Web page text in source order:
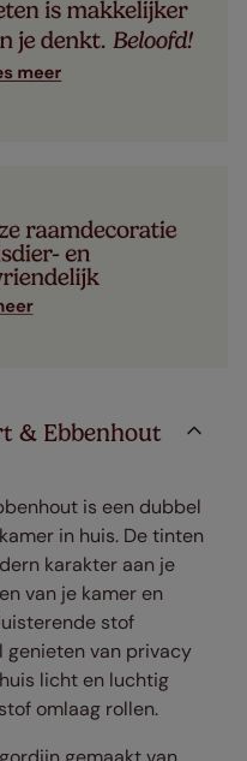
& Ebbenhout
is een dubbel
in huis. De tinten
karakter aan je
van je kamer en
stof
genieten van privacy
licht en luchtig
omlaag rollen.